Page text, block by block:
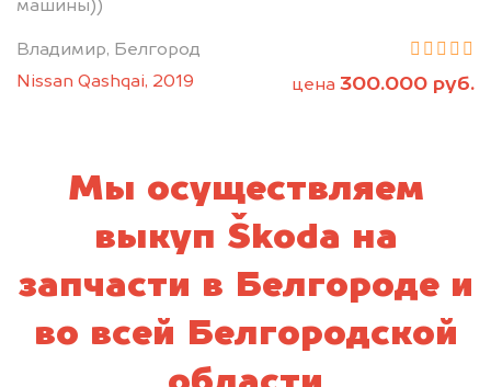
машины))
Владимир, Белгород
Nissan Qashqai, 2019
цена 300.000 руб.
политикой конфиденциальности
Мы осуществляем
выкуп Škoda на
запчасти в Белгороде и
во всей Белгородской